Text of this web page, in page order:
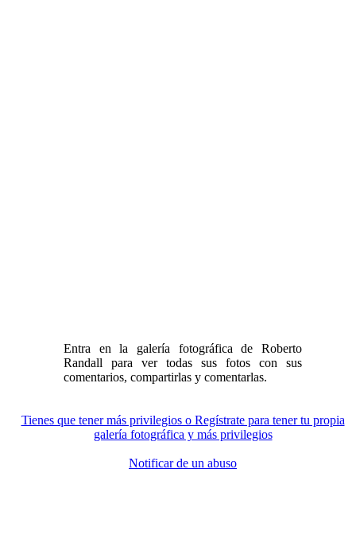
Entra en la galería fotográfica de Roberto
Randall para ver todas sus fotos con sus
comentarios, compartirlas y comentarlas.
Tienes que tener más privilegios o Regístrate para tener tu propia
galería fotográfica y más privilegios
Notificar de un abuso